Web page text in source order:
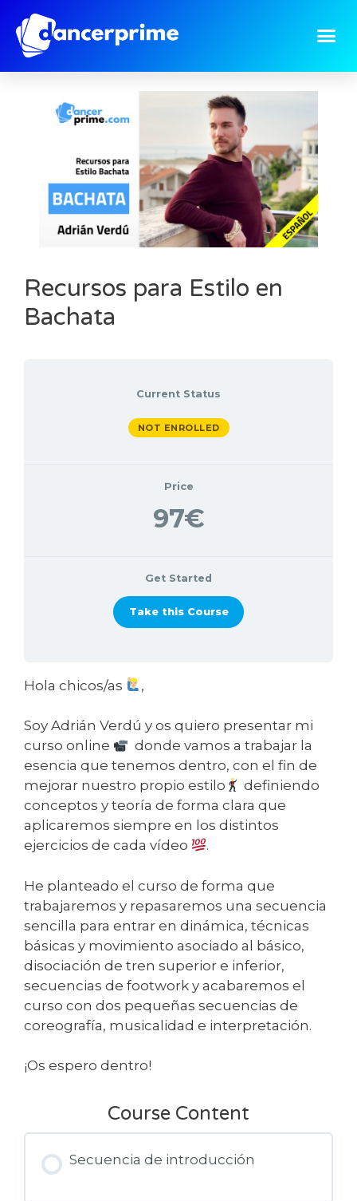
Recursos para Estilo en
Bachata
Current Status
NOT ENROLLED
Price
97€
Get Started
Take this Course
Hola chicos/as ,
Soy Adrián Verdú y os quiero presentar mi
curso online
donde vamos a trabajar la
esencia que tenemos dentro, con el fin de
mejorar nuestro propio estilo
definiendo
conceptos y teoría de forma clara que
aplicaremos siempre en los distintos
ejercicios de cada vídeo
.
He planteado el curso de forma que
trabajaremos y repasaremos una secuencia
sencilla para entrar en dinámica, técnicas
básicas y movimiento asociado al básico,
disociación de tren superior e inferior,
secuencias de footwork y acabaremos el
curso con dos pequeñas secuencias de
coreografía, musicalidad e interpretación.
¡Os espero dentro!
Course Content
Secuencia de introducción